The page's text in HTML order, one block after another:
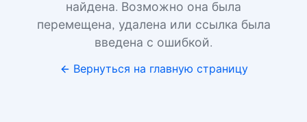
найдена. Возможно она была
перемещена, удалена или ссылка была
введена с ошибкой.
Вернуться на главную страницу